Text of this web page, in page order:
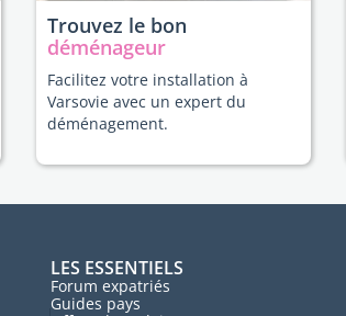
Trouvez le bon
déménageur
Facilitez votre installation à
Varsovie avec un expert du
déménagement.
LES ESSENTIELS
Forum expatriés
Guides pays